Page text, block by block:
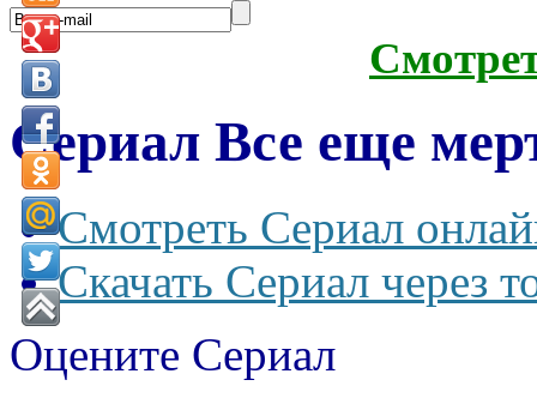
Сериал Все еще
Смотреть Сериал
Скачать Сериал через
Оцените Сериал